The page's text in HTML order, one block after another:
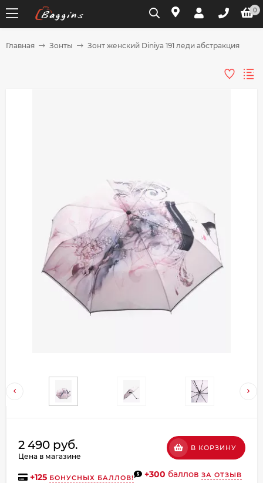
0
Главная Зонты Зонт женский Diniya 191 леди абстракция
2 490 руб.
Цена в магазине
В КОРЗИНУ
+125 БОНУСНЫХ БАЛЛОВ! +300 баллов ЗА ОТЗЫВ
График платежей
Добавляйте товары
в корзину
Получайте товар
выбранный способом
Оставшиеся
списываться
с вашей карты
каждые 2 недели